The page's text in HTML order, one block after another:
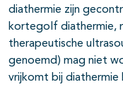
diathermie zijn
kortegolf diathermie,
therapeutische
genoemd) mag niet
vrijkomt bij diathermie